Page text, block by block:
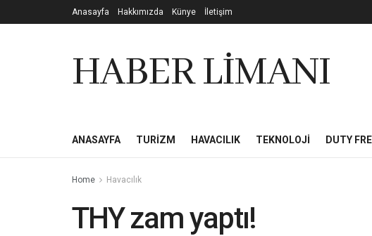
Anasayfa Hakkımızda Künye İletişim
HABER LİMANI
ANASAYFA TURIZM HAVACILIK TEKNOLOJI DUTY
Home Havacılık
THY zam yaptı!